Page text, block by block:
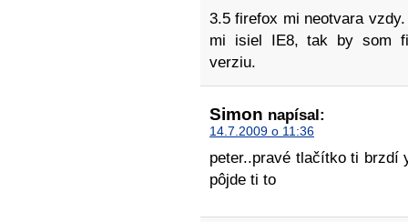
3.5 firefox mi neotvara
mi isiel IE8, tak by som
verziu.
Simon napísal:
14.7.2009 o 11:36
peter..pravé tlačítko ti brzdí
pôjde ti to